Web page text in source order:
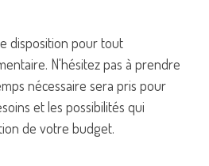
disposition pour tout
N'hésitez pas à prendre
nécessaire sera pris pour
et les possibilités qui
de votre budget.